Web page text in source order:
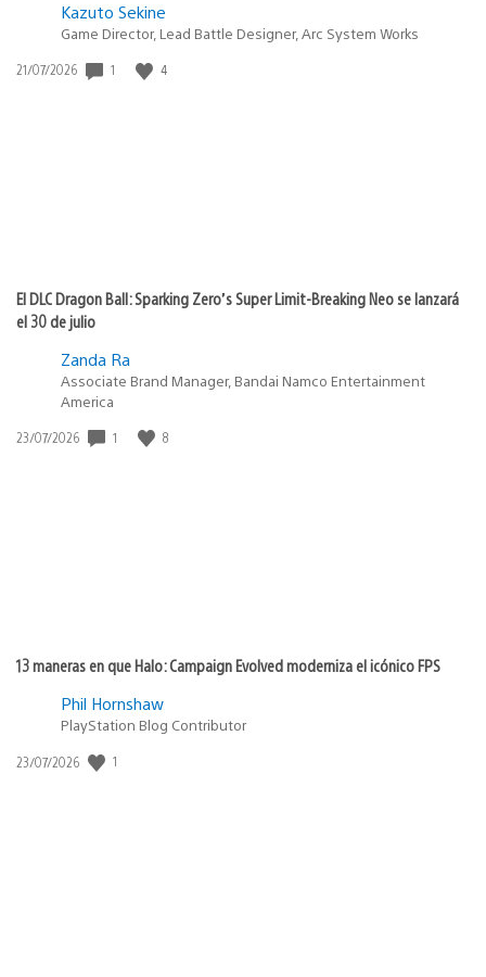
Kazuto Sekine
Game Director, Lead Battle Designer, Arc System Works
Fecha
21/07/2026 1 4
El DLC Dragon Ball: Sparking Zero’s Super Limit-Breaking Neo se lanzará
el 30 de julio
Zanda Ra
Associate Brand Manager, Bandai Namco Entertainment
America
Fecha
23/07/2026 1 8
13 maneras en que Halo: Campaign Evolved moderniza el icónico FPS
Phil Hornshaw
PlayStation Blog Contributor
Fecha
23/07/2026 1